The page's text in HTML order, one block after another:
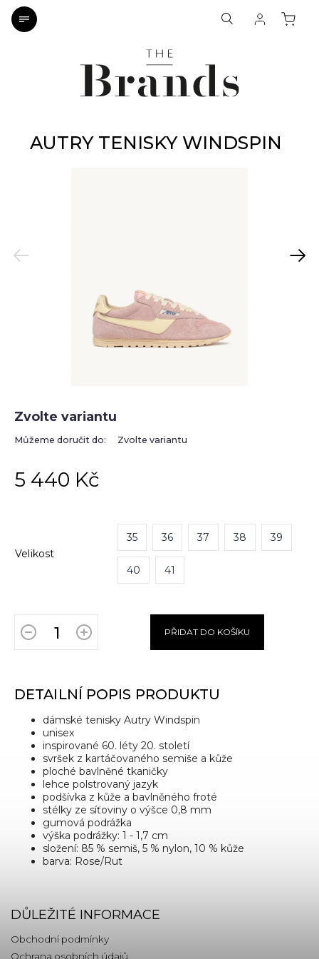
AUTRY TENISKY WINDSPIN
Previous Next
Velikost
35 36 37 38 39
40 41
5 440 Kč
Zvolte variantu
Můžeme doručit do: Zvolte variantu
PŘIDAT DO KOŠÍKU
DETAILNÍ POPIS PRODUKTU
dámské tenisky Autry Windspin
unisex
inspirované 60. léty 20. století
svršek z kartáčovaného semiše a kůže
ploché bavlněné tkaničky
lehce polstrovaný jazyk
podšívka z kůže a bavlněného froté
stélky ze síťoviny o výšce 0,8 mm
gumová podrážka
výška podrážky: 1 - 1,7 cm
složení: 85 % semiš, 5 % nylon, 10 % kůže
barva: Rose/Rut
DŮLEŽITÉ INFORMACE
Obchodní podmínky
Ochrana osobních údajů